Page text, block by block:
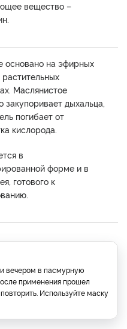
вещество –
основано на эфирных
Маслянистое
закупоривает дыхальца,
погибает от
кислорода.
в
форме и в
готового к
вечером в пасмурную
применения прошел
Используйте маску